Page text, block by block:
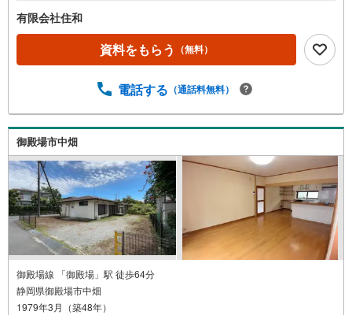
有限会社住和
資料をもらう （無料）
電話する （通話料無料）
御殿場市中畑
御殿場線 「御殿場」駅 徒歩64分
静岡県御殿場市中畑
1979年3月（築48年）